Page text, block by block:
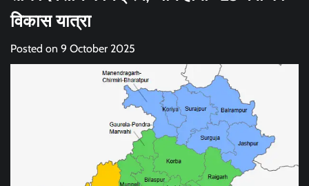
विकास यात्रा
Posted on 9 October 2025